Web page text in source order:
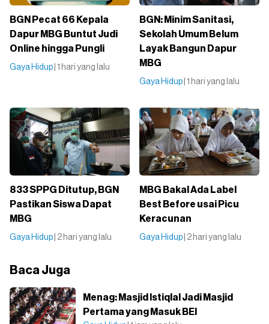
BGN Pecat 66 Kepala
Dapur MBG Buntut Judi
Online hingga Pungli
Gaya Hidup | 1 hari yang lalu
BGN: Minim Sanitasi,
Sekolah Umum Belum
Layak Bangun Dapur
MBG
Gaya Hidup | 1 hari yang lalu
833 SPPG Ditutup, BGN
Pastikan Siswa Dapat
MBG
Gaya Hidup | 2 hari yang lalu
MBG Bakal Ada Label
Best Before usai Picu
Keracunan
Gaya Hidup | 2 hari yang lalu
Baca Juga
Menag: Masjid Istiqlal Jadi Masjid
Pertama yang Masuk BEI